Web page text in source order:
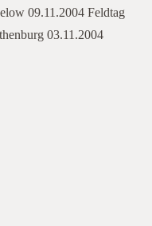
09.11.2004 Feldtag
03.11.2004